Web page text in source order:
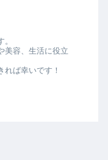
美容、生活に役立
れば幸いです！